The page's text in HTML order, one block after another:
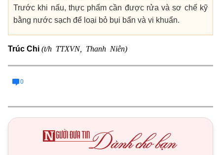
Trước khi nấu, thực phẩm cần được rửa và sơ chế kỹ
bằng nước sạch để loại bỏ bụi bẩn và vi khuẩn.
Trúc Chi (t/h TTXVN, Thanh Niên)
0